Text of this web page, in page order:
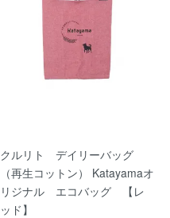
クルリト デイリーバッグ
（再生コットン） Katayamaオ
リジナル エコバッグ 【レ
ッド】